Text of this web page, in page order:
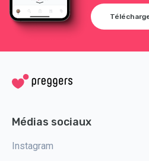
Médias sociaux
Instagram